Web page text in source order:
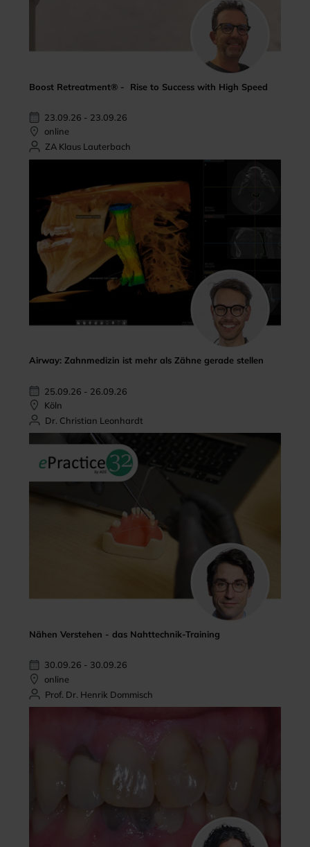
Boost Retreatment® - Rise to Success with High Speed
23.09.26 - 23.09.26
online
ZA Klaus Lauterbach
Airway: Zahnmedizin ist mehr als Zähne gerade stellen
25.09.26 - 26.09.26
Köln
Dr. Christian Leonhardt
Nähen Verstehen - das Nahttechnik-Training
30.09.26 - 30.09.26
online
Prof. Dr. Henrik Dommisch